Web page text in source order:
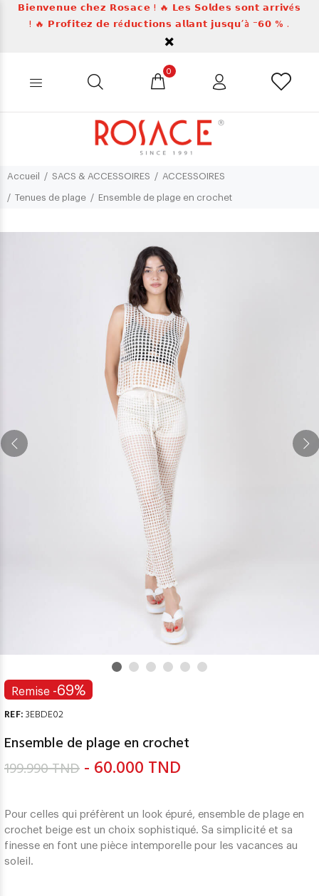
𝗕𝗶𝗲𝗻𝘃𝗲𝗻𝘂𝗲 𝗰𝗵𝗲𝘇 𝗥𝗼𝘀𝗮𝗰𝗲 ! 🔥 𝗟𝗲𝘀 𝗦𝗼𝗹𝗱𝗲𝘀 𝘀𝗼𝗻𝘁 𝗮𝗿𝗿𝗶𝘃é𝘀
! 🔥 𝗣𝗿𝗼𝗳𝗶𝘁𝗲𝘇 𝗱𝗲 𝗿é𝗱𝘂𝗰𝘁𝗶𝗼𝗻𝘀 𝗮𝗹𝗹𝗮𝗻𝘁 𝗷𝘂𝘀𝗾𝘂’à ⁻𝟲𝟬 % .
0
Accueil SACS & ACCESSOIRES ACCESSOIRES
Tenues de plage Ensemble de plage en crochet
Remise -69%
REF:3EBDE02
Ensemble de plage en crochet
199.990 TND - 60.000 TND
Pour celles qui préfèrent un look épuré, ensemble de plage en
crochet beige est un choix sophistiqué. Sa simplicité et sa
finesse en font une pièce intemporelle pour les vacances au
soleil.